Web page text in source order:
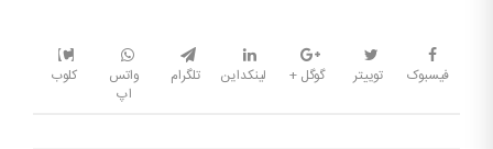
فیسبوک توییتر گوگل + لینکداین تلگرام
واتس
اپ
کلوب